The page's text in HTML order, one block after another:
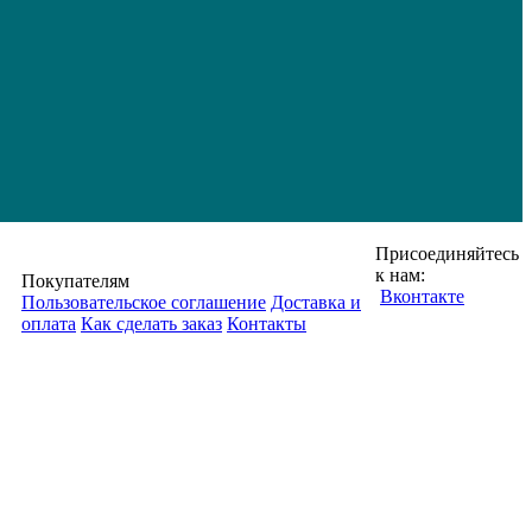
Покупателям
Пользовательское соглашение Доставка и
оплата Как сделать заказ Контакты
Присоединяйтесь
к нам:
Вконтакте